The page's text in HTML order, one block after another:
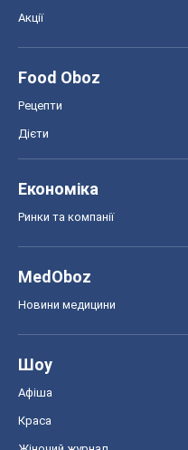
Акції
Food Oboz
Рецепти
Дієти
Економіка
Ринки та компанії
MedOboz
Новини медицини
Шоу
Афіша
Краса